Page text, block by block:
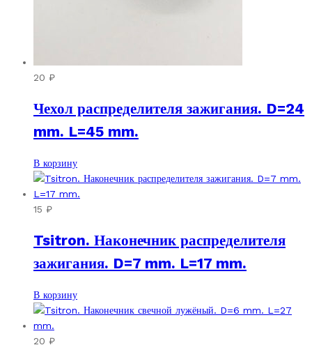
20 ₽
Чехол распределителя зажигания. D=24
mm. L=45 mm.
В корзину
15 ₽
Tsitron. Наконечник распределителя
зажигания. D=7 mm. L=17 mm.
В корзину
20 ₽